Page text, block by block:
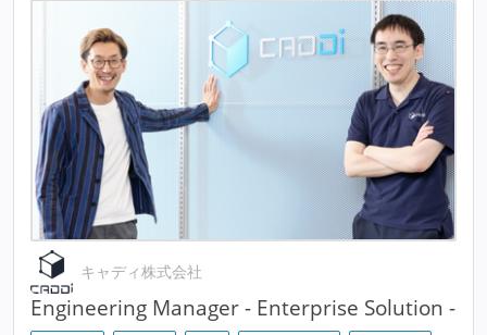
キャディ株式会社
Engineering Manager - Enterprise Solution -